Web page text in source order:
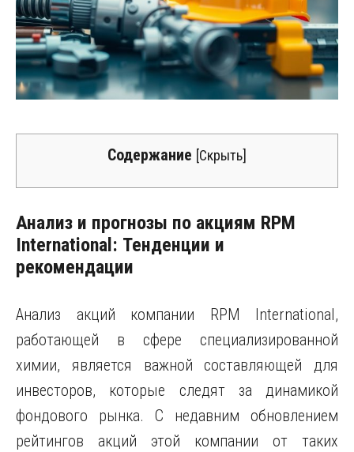
Содержание [Скрыть]
Анализ и прогнозы по акциям RPM
International: Тенденции и
рекомендации
Анализ акций компании RPM International,
работающей в сфере специализированной
химии, является важной составляющей для
инвесторов, которые следят за динамикой
фондового рынка. С недавним обновлением
рейтингов акций этой компании от таких